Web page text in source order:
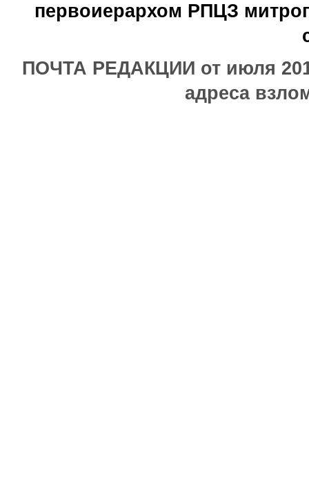
первоиерархом РПЦЗ
ПОЧТА РЕДАКЦИИ от июля
адреса